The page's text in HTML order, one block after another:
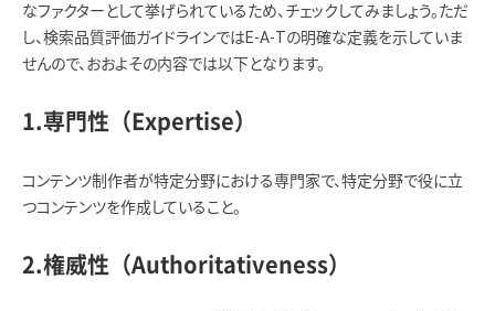
なファクターとして挙げられているため、チェックしてみましょう。ただ
し、検索品質評価ガイドラインではE-A-Tの明確な定義を示していま
せんので、おおよその内容では以下となります。
1.専門性（Expertise）
コンテンツ制作者が特定分野における専門家で、特定分野で役に立
つコンテンツを作成していること。
2.権威性（Authoritativeness）